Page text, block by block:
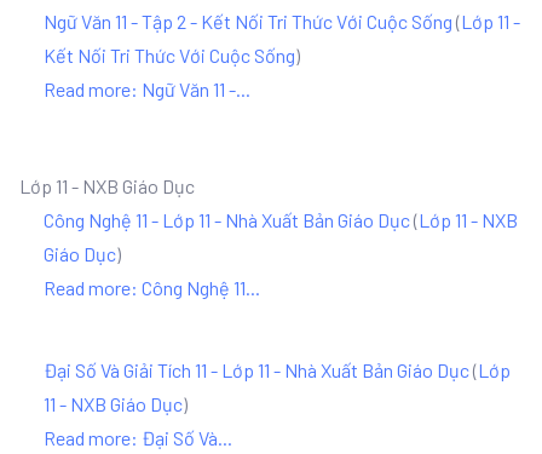
Ngữ Văn 11 - Tập 2 - Kết Nối Tri Thức Với Cuộc Sống (Lớp 11 -
Kết Nối Tri Thức Với Cuộc Sống)
Read more: Ngữ Văn 11 -...
Lớp 11 - NXB Giáo Dục
Công Nghệ 11 - Lớp 11 - Nhà Xuất Bản Giáo Dục(Lớp 11 - NXB
Giáo Dục)
Read more: Công Nghệ 11...
Đại Số Và Giải Tích 11 - Lớp 11 - Nhà Xuất Bản Giáo Dục(Lớp
11 - NXB Giáo Dục)
Read more: Đại Số Và...